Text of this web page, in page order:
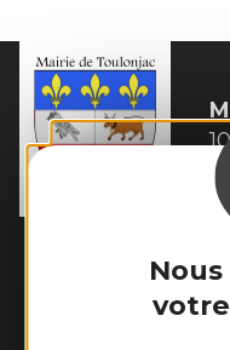
Fermé au public
Mardi, mercredi